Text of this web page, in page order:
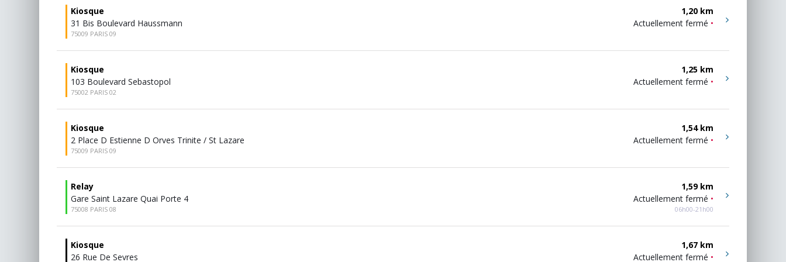
Kiosque
31 Bis Boulevard Haussmann
75009 PARIS 09
1,20 km
Actuellement fermé •
Kiosque
103 Boulevard Sebastopol
75002 PARIS 02
1,25 km
Actuellement fermé •
Kiosque
2 Place D Estienne D Orves Trinite / St Lazare
75009 PARIS 09
1,54 km
Actuellement fermé •
Relay
Gare Saint Lazare Quai Porte 4
75008 PARIS 08
1,59 km
Actuellement fermé •
06h00-21h00
Kiosque
26 Rue De Sevres
1,67 km
Actuellement fermé •